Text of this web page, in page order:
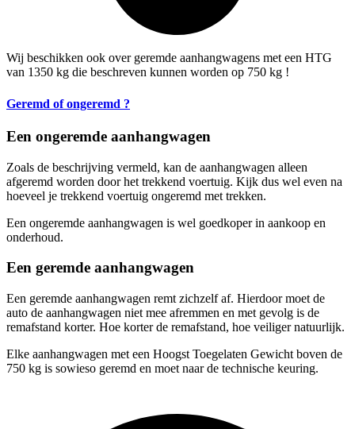
Wij beschikken ook over geremde aanhangwagens met een HTG
van 1350 kg die beschreven kunnen worden op 750 kg !
Geremd of ongeremd ?
Een ongeremde aanhangwagen
Zoals de beschrijving vermeld, kan de aanhangwagen alleen
afgeremd worden door het trekkend voertuig. Kijk dus wel even na
hoeveel je trekkend voertuig ongeremd met trekken.
Een ongeremde aanhangwagen is wel goedkoper in aankoop en
onderhoud.
Een geremde aanhangwagen
Een geremde aanhangwagen remt zichzelf af. Hierdoor moet de
auto de aanhangwagen niet mee afremmen en met gevolg is de
remafstand korter. Hoe korter de remafstand, hoe veiliger natuurlijk.
Elke aanhangwagen met een Hoogst Toegelaten Gewicht boven de
750 kg is sowieso geremd en moet naar de technische keuring.